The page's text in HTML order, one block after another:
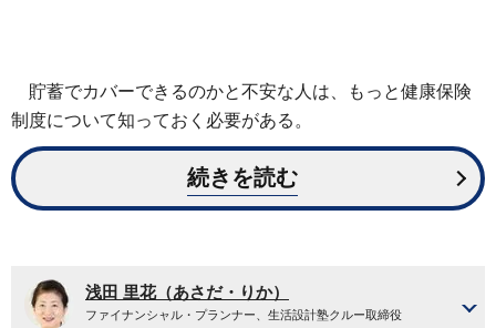
貯蓄でカバーできるのかと不安な人は、もっと健康保険
制度について知っておく必要がある。
続きを読む
浅田 里花（あさだ・りか）
ファイナンシャル・プランナー、生活設計塾クルー取締役